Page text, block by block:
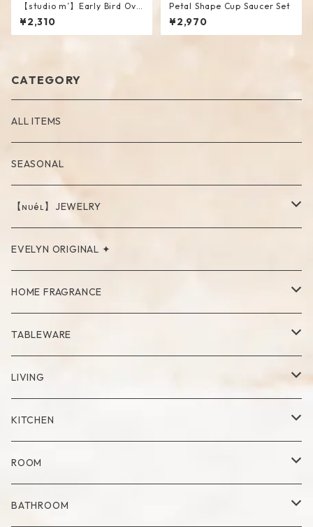
【studio m’】Early Bird Ova
l plate / S
¥2,310
Petal Shape Cup Saucer Set
¥2,970
CATEGORY
ALL ITEMS
SEASONAL
【ɴᴜéʟ】JEWELRY
PIERCE
NECKLACE
RING
EVELYN ORIGINAL ✦
HOME FRAGRANCE
Palo Santo
TABLEWARE
Cup
Mug
Glass
Plate
Set
Milk Pitcher
LIVING
Vase
Dry Flower Vase
Tray
Fabric Poster
KITCHEN
Kitchen Tool
Tea Pot
ROOM
Blanket
BATHROOM